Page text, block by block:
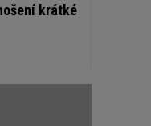
krátké